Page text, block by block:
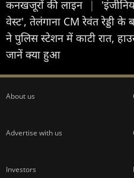
कनखजूरों की लाइन |
वेस्ट', तेलंगाना CM रेवंत रेड्डी के
ने पुलिस स्टेशन में काटी रात,
जानें क्या हुआ
About us
Advertise with us
Investors